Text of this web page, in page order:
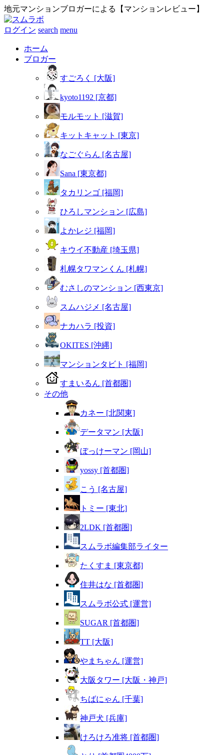
地元マンションブロガーによる【マンションレビュー】
ログイン search menu
ホーム
ブロガー
すごろく [大阪]
kyoto1192 [京都]
モルモット [滋賀]
キットキャット [東京]
なごぐらん [名古屋]
Sana [東京都]
タカリンゴ [福岡]
ひろしマンション [広島]
よかレジ [福岡]
キウイ不動産 [埼玉県]
札幌タワマンくん [札幌]
むさしのマンション [西東京]
スムハジメ [名古屋]
ナカハラ [投資]
OKITES [沖縄]
マンションタビト [福岡]
すまいるん [首都圏]
その他
カネー [北関東]
データマン [大阪]
ぼっけーマン [岡山]
yossy [首都圏]
こう [名古屋]
トミー [東北]
2LDK [首都圏]
スムラボ編集部ライター
たくすま [東京都]
住井はな [首都圏]
スムラボ公式 [運営]
SUGAR [首都圏]
TT [大阪]
やまちゃん [運営]
大阪タワー [大阪・神戸]
ちばにゃん [千葉]
神戸犬 [兵庫]
けろけろ准将 [首都圏]